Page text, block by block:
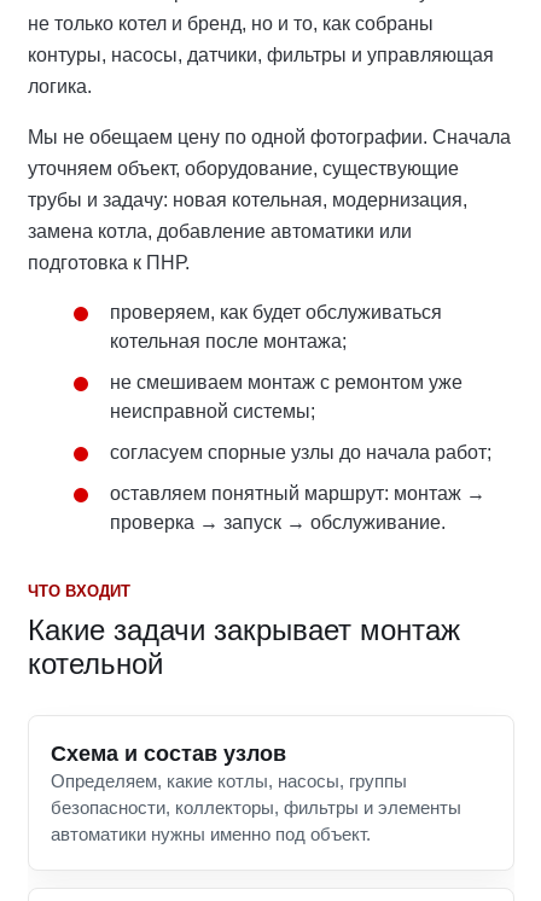
не только котел и бренд, но и то, как собраны
контуры, насосы, датчики, фильтры и управляющая
логика.
Мы не обещаем цену по одной фотографии. Сначала
уточняем объект, оборудование, существующие
трубы и задачу: новая котельная, модернизация,
замена котла, добавление автоматики или
подготовка к ПНР.
проверяем, как будет обслуживаться
котельная после монтажа;
не смешиваем монтаж с ремонтом уже
неисправной системы;
согласуем спорные узлы до начала работ;
оставляем понятный маршрут: монтаж →
проверка → запуск → обслуживание.
ЧТО ВХОДИТ
Какие задачи закрывает монтаж
котельной
Схема и состав узлов
Определяем, какие котлы, насосы, группы
безопасности, коллекторы, фильтры и элементы
автоматики нужны именно под объект.